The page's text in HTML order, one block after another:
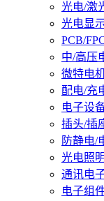
光电/激
光电显
PCB/
中/高压
微特电
配电/充
电子设
插头/插
防静电/
光电照
通讯电
电子组